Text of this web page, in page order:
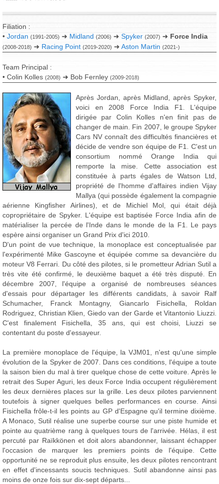
Filiation :
• Jordan (1991-2005) ➜ Midland (2006) ➜ Spyker (2007) ➜ Force India
(2008-2018) ➜ Racing Point (2019-2020) ➜ Aston Martin (2021-)
Team Principal :
• Colin Kolles (2008) ➜ Bob Fernley (2009-2018)
Après Jordan, après Midland, après Spyker,
voici en 2008 Force India F1. L'équipe
dirigée par Colin Kolles n'en finit pas de
changer de main. Fin 2007, le groupe Spyker
Cars NV connaît des difficultés financières et
décide de vendre son équipe de F1. C'est un
consortium nommé Orange India qui
remporte la mise. Cette association est
constituée à parts égales de Watson Ltd,
propriété de l'homme d'affaires indien Vijay
Mallya (qui possède également la compagnie
aérienne Kingfisher Airlines), et de Michiel Mol, qui était déjà
copropriétaire de Spyker. L'équipe est baptisée Force India afin de
matérialiser la percée de l'Inde dans le monde de la F1. Le pays
espère ainsi organiser un Grand Prix d'ici 2010.
D'un point de vue technique, la monoplace est conceptualisée par
l'expérimenté Mike Gascoyne et équipée comme sa devancière du
moteur V8 Ferrari. Du côté des pilotes, si le prometteur Adrian Sutil a
très vite été confirmé, le deuxième baquet a été très disputé. En
décembre 2007, l'équipe a organisé de nombreuses séances
d'essais pour départager les différents candidats, à savoir Ralf
Schumacher, Franck Montagny, Giancarlo Fisichella, Roldan
Rodriguez, Christian Klien, Giedo van der Garde et Vitantonio Liuzzi.
C'est finalement Fisichella, 35 ans, qui est choisi, Liuzzi se
contentant du poste d'essayeur.
La première monoplace de l'équipe, la VJM01, n'est qu'une simple
évolution de la Spyker de 2007. Dans ces conditions, l'équipe a toute
la saison bien du mal à tirer quelque chose de cette voiture. Après le
retrait des Super Aguri, les deux Force India occupent régulièrement
les deux dernières places sur la grille. Les deux pilotes parviennent
toutefois à signer quelques belles performances en course. Ainsi
Fisichella frôle-t-il les points au GP d'Espagne qu'il termine dixième.
A Monaco, Sutil réalise une superbe course sur une piste humide et
pointe au quatrième rang à quelques tours de l'arrivée. Hélas, il est
percuté par Raïkkönen et doit alors abandonner, laissant échapper
l'occasion de marquer les premiers points de l'équipe. Cette
opportunité ne se reproduit plus ensuite, les deux pilotes rencontrant
en effet d'incessants soucis techniques. Sutil abandonne ainsi pas
moins de onze fois sur dix-sept départs...